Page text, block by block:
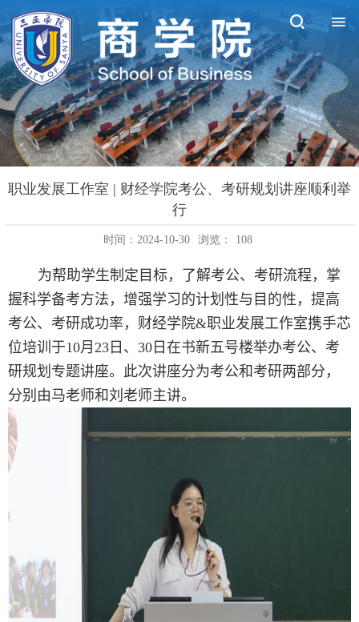
职业发展工作室 | 财经学院考公、考研规划讲座顺利举
行
时间：2024-10-30 浏览： 108
为帮助学生制定目标，了解考公、考研流程，掌
握科学备考方法，增强学习的计划性与目的性，提高
考公、考研成功率，财经学院&职业发展工作室携手芯
位培训于10月 23 日、30日在书新五号楼举办考公、考
研规划专题讲座。此次讲座分为考公和考研两部分，
分别由马老师和刘老师主讲。